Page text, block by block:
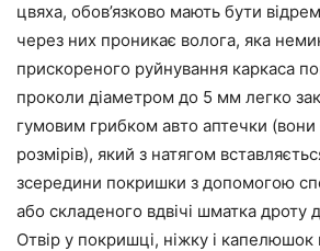
цвяха, обов’язково мають бути
через них проникає волога, яка
прискореного руйнування каркаса
проколи діаметром до 5 мм легко
гумовим грибком авто аптечки (вони
розмірів), який з натягом
зсередини покришки з допомогою
або складеного вдвічі шматка
Отвір у покришці, ніжку і капелюшок